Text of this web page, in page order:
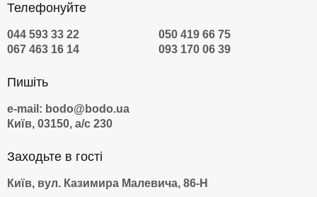
Телефонуйте
044 593 33 22
050 419 66 75
067 463 16 14
093 170 06 39
Пишіть
e-mail: bodo@bodo.ua
Київ, 03150, а/с 230
Заходьте в гості
Київ, вул. Казимира Малевича, 86-Н